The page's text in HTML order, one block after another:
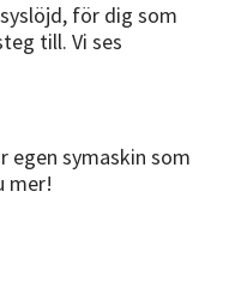
för dig som
till. Vi ses
egen symaskin som
mer!